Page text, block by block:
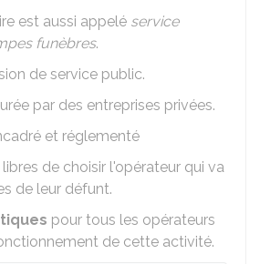
est aussi appelé service
funèbres.
de service public.
par des entreprises privées.
et réglementé
de choisir l'opérateur qui va
de leur défunt.
pour tous les opérateurs
de cette activité.